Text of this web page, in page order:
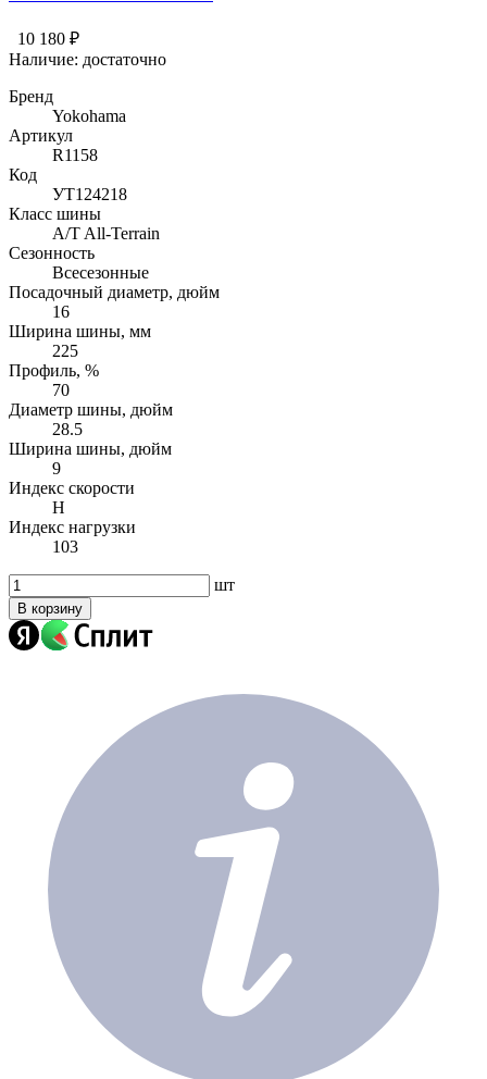
10 180 ₽
Наличие: достаточно
Бренд
Yokohama
Артикул
R1158
Код
УТ124218
Класс шины
A/T All-Terrain
Сезонность
Всесезонные
Посадочный диаметр, дюйм
16
Ширина шины, мм
225
Профиль, %
70
Диаметр шины, дюйм
28.5
Ширина шины, дюйм
9
Индекс скорости
H
Индекс нагрузки
103
шт
В корзину